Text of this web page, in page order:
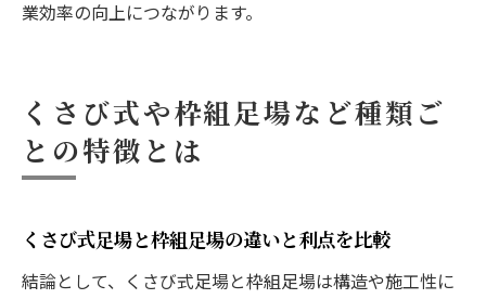
業効率の向上につながります。
くさび式や枠組足場など種類ご
との特徴とは
くさび式足場と枠組足場の違いと利点を比較
結論として、くさび式足場と枠組足場は構造や施工性に